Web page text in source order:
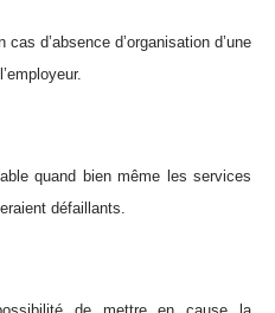
cas d’absence d’organisation d’une
quand bien même les services
défaillants.